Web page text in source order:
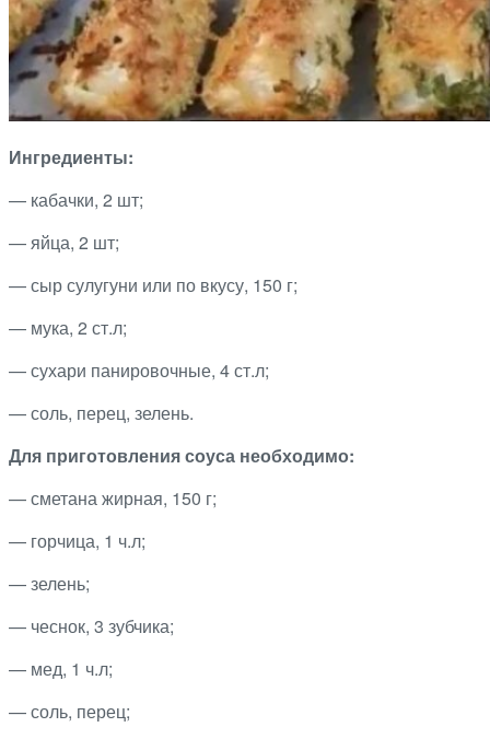
Ингредиенты:
— кабачки, 2 шт;
— яйца, 2 шт;
— сыр сулугуни или по вкусу, 150 г;
— мука, 2 ст.л;
— сухари панировочные, 4 ст.л;
— соль, перец, зелень.
Для приготовления соуса необходимо:
— сметана жирная, 150 г;
— горчица, 1 ч.л;
— зелень;
— чеснок, 3 зубчика;
— мед, 1 ч.л;
— соль, перец;